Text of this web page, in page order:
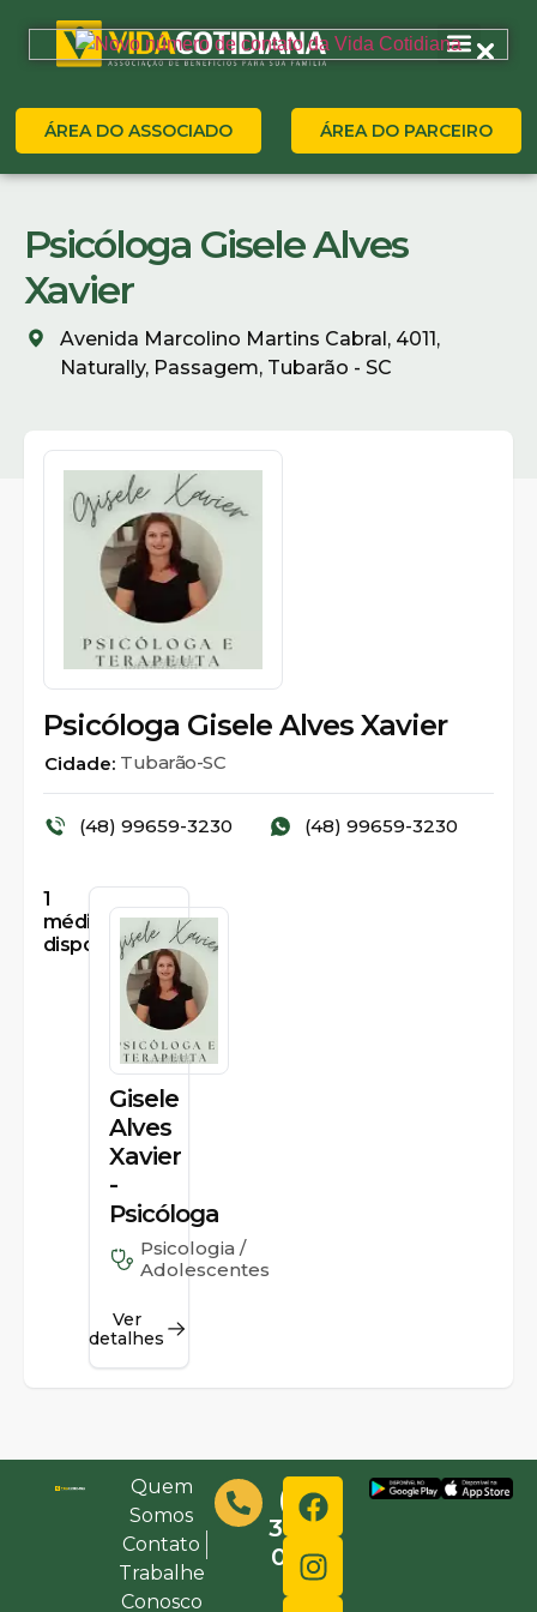
ÁREA DO ASSOCIADO ÁREA DO PARCEIRO
Psicóloga Gisele Alves
Xavier
Avenida Marcolino Martins Cabral, 4011,
Naturally, Passagem, Tubarão - SC
Psicóloga Gisele Alves Xavier
Cidade: Tubarão-SC
(48) 99659-3230 (48) 99659-3230
1
médicos
disponíveis
Gisele
Alves
Xavier
-
Psicóloga
Psicologia /
Adolescentes
Ver
detalhes
Quem
Somos
Contato
Trabalhe
Conosco
(48)
3632-
0000